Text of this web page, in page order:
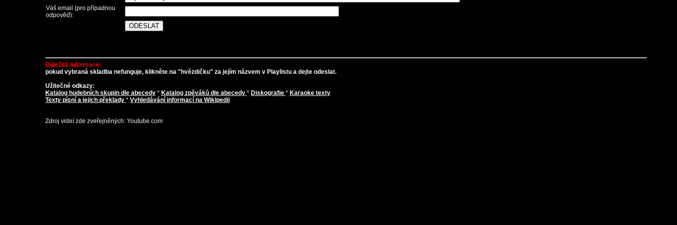
Váš email (pro případnou
odpověď):
Důležitá informace:
pokud vybraná skladba nefunguje, klikněte na "hvězdičku" za jejím názvem v Playlistu a dejte odeslat.
Užitečné odkazy:
Katalog hudebních skupin dle abecedy * Katalog zpěváků dle abecedy * Diskografie * Karaoke texty
Texty písní a jejich překlady * Vyhledávání informací na Wikipedii
Zdroj videí zde zveřejněných: Youtube.com